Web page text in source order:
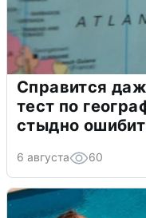
Справится
тест по
стыдно
6 августа 60